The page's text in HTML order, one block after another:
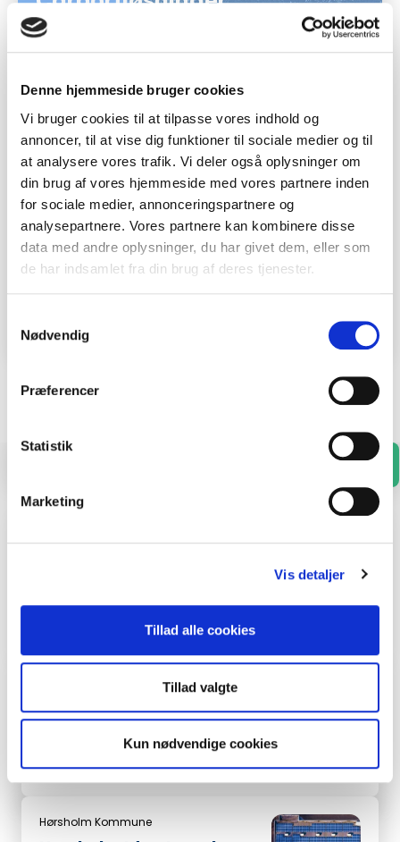
Denne hjemmeside bruger cookies
Vi bruger cookies til at tilpasse vores indhold og
annoncer, til at vise dig funktioner til sociale medier og til
at analysere vores trafik. Vi deler også oplysninger om
din brug af vores hjemmeside med vores partnere inden
for sociale medier, annonceringspartnere og
analysepartnere. Vores partnere kan kombinere disse
data med andre oplysninger, du har givet dem, eller som
de har indsamlet fra din brug af deres tjenester.
Nødvendig
Præferencer
Statistik
Marketing
Vis detaljer
Tillad alle cookies
Tillad valgte
Kun nødvendige cookies
Vores carportløsninger tilbyder en måde
at udnytte parkeringsarealer på, som
ofte er meget almindeligt især i det
monteres som tag på carporte, hvilket
beskytter køretøjer mod vejrets
påvirkninger og samtidig genererer grøn
energi. Carportløsninger er ideelle for
virksomheder, der ønsker at kombinere
funktionalitet med bæredygtighed og
maksimere brugen af deres
Overdækning
Tag 2017
Hørsholm Kommune